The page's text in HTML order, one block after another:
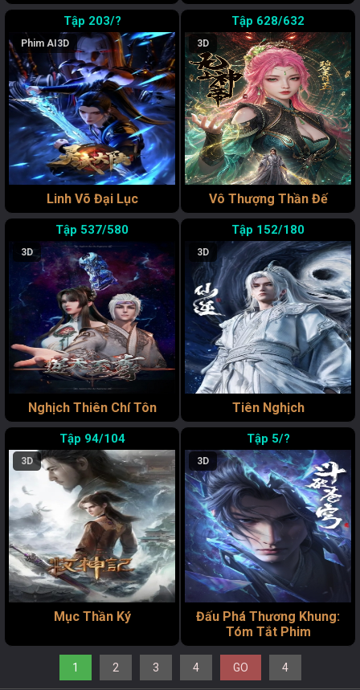
203/?
Phim AI 3D
Linh Võ Đại Lục
628/632
3D
Vô Thượng Thần Đế
537/580
3D
Nghịch Thiên Chí Tôn
152/180
3D
Tiên Nghịch
94/104
3D
Mục Thần Ký
5/?
3D
Đấu Phá Thương Khung:
Tóm Tắt Phim
1 2 3 4 GO 4